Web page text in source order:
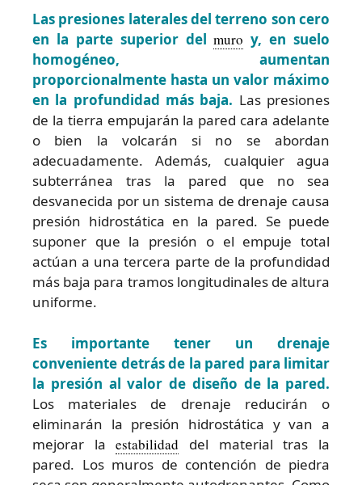
Las presiones laterales del terreno son cero
en la parte superior delmuro y, en suelo
homogéneo, aumentan
proporcionalmente hasta un valor máximo
en la profundidad más baja. Las presiones
de la tierra empujarán la pared cara adelante
o bien la volcarán si no se abordan
adecuadamente. Además, cualquier agua
subterránea tras la pared que no sea
desvanecida por un sistema de drenaje causa
presión hidrostática en la pared. Se puede
suponer que la presión o el empuje total
actúan a una tercera parte de la profundidad
más baja para tramos longitudinales de altura
uniforme.
Es importante tener un drenaje
conveniente detrás de la pared para limitar
la presión al valor de diseño de la pared.
Los materiales de drenaje reducirán o
eliminarán la presión hidrostática y van a
mejorar laestabilidad del material tras la
pared. Los muros de contención de piedra